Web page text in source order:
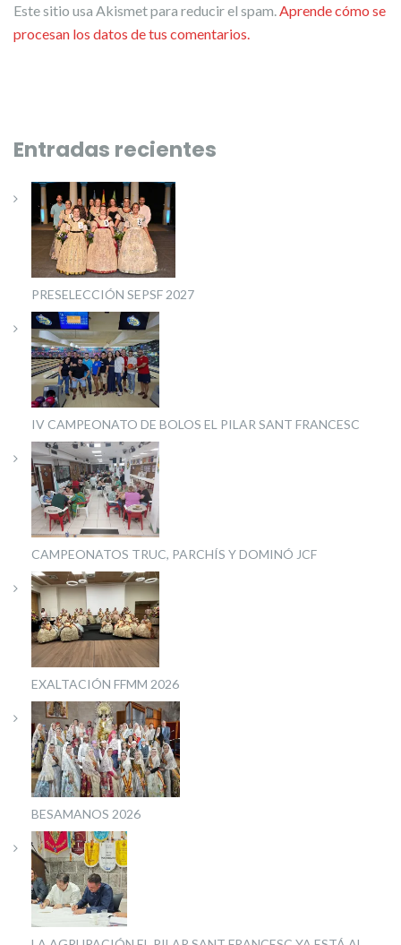
Este sitio usa Akismet para reducir el spam. Aprende cómo se
procesan los datos de tus comentarios.
Entradas recientes
PRESELECCIÓN SEPSF 2027
IV CAMPEONATO DE BOLOS EL PILAR SANT FRANCESC
CAMPEONATOS TRUC, PARCHÍS Y DOMINÓ JCF
EXALTACIÓN FFMM 2026
BESAMANOS 2026